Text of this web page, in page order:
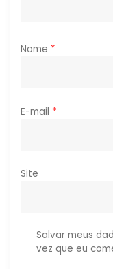
Nome *
E-mail *
Site
Salvar meus
vez que eu